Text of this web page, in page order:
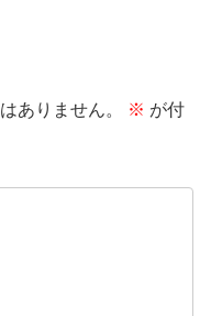
ありません。 ※ が付